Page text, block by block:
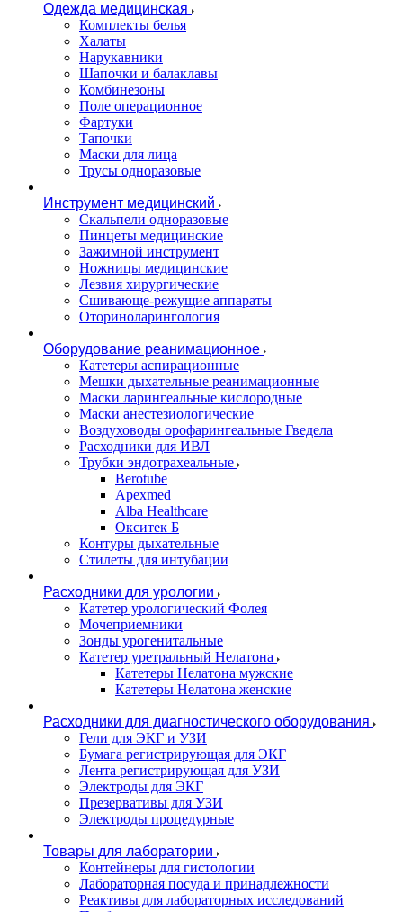
Одежда медицинская
Комплекты белья
Халаты
Нарукавники
Шапочки и балаклавы
Комбинезоны
Поле операционное
Фартуки
Тапочки
Маски для лица
Трусы одноразовые
Инструмент медицинский
Скальпели одноразовые
Пинцеты медицинские
Зажимной инструмент
Ножницы медицинские
Лезвия хирургические
Сшивающе-режущие аппараты
Оториноларингология
Оборудование реанимационное
Катетеры аспирационные
Мешки дыхательные реанимационные
Маски ларингеальные кислородные
Маски анестезиологические
Воздуховоды орофарингеальные Гведела
Расходники для ИВЛ
Трубки эндотрахеальные
Berotube
Apexmed
Alba Healthcare
Окситек Б
Контуры дыхательные
Стилеты для интубации
Расходники для урологии
Катетер урологический Фолея
Мочеприемники
Зонды урогенитальные
Катетер уретральный Нелатона
Катетеры Нелатона мужские
Катетеры Нелатона женские
Расходники для диагностического оборудования
Гели для ЭКГ и УЗИ
Бумага регистрирующая для ЭКГ
Лента регистрирующая для УЗИ
Электроды для ЭКГ
Презервативы для УЗИ
Электроды процедурные
Товары для лаборатории
Контейнеры для гистологии
Лабораторная посуда и принадлежности
Реактивы для лабораторных исследований